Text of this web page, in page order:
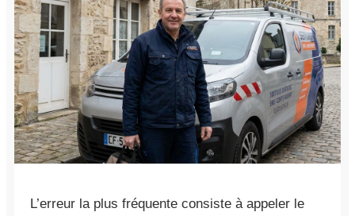
L’erreur la plus fréquente consiste à appeler le